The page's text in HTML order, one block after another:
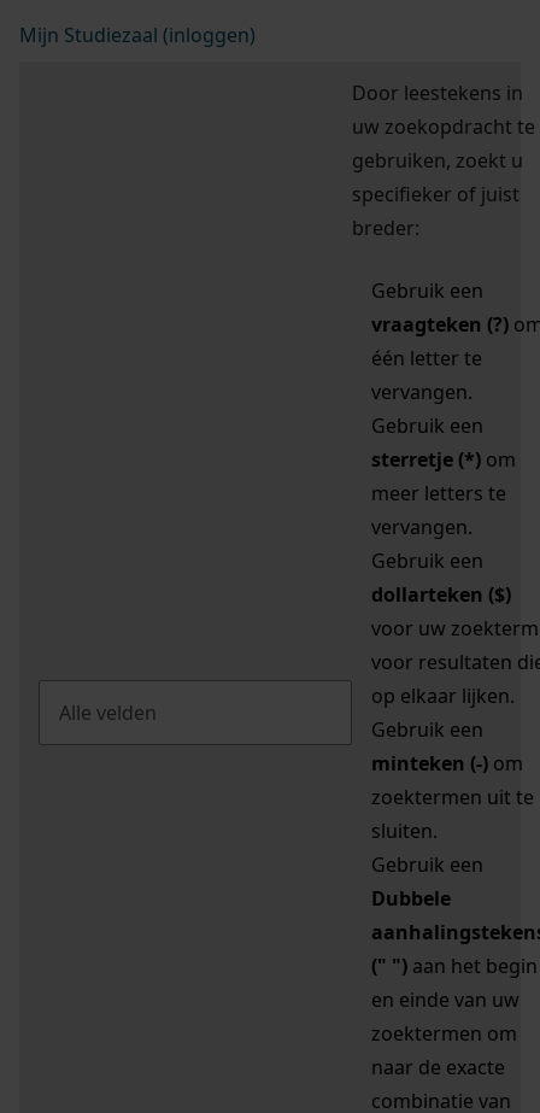
Mijn Studiezaal (inloggen)
Door leestekens in
uw zoekopdracht te
gebruiken, zoekt u
specifieker of juist
breder:
Gebruik een
vraagteken (?)
één letter te
vervangen.
Gebruik een
sterretje (*) om
meer letters te
vervangen.
Gebruik een
dollarteken ($)
voor uw zoekterm
voor resultaten
op elkaar lijken.
Gebruik een
minteken (-) om
zoektermen uit te
sluiten.
Gebruik een
Dubbele
(" ") aan het begin
en einde van uw
zoektermen om
naar de exacte
combinatie van